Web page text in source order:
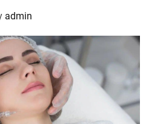
admin